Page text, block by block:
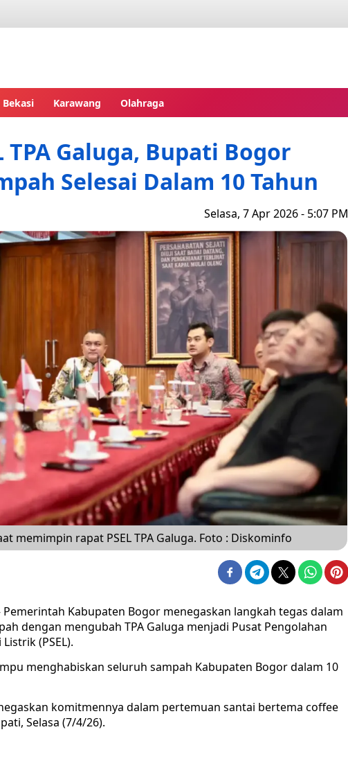
Bekasi Karawang Olahraga
TPA Galuga, Bupati Bogor
Selesai Dalam 10 Tahun
Selasa, 7 Apr 2026 - 5:07 PM
memimpin rapat PSEL TPA Galuga. Foto : Diskominfo
Pemerintah Kabupaten Bogor menegaskan langkah tegas dalam
dengan mengubah TPA Galuga menjadi Pusat Pengolahan
(PSEL).
menghabiskan seluruh sampah Kabupaten Bogor dalam 10
komitmennya dalam pertemuan santai bertema coffee
Selasa (7/4/26).